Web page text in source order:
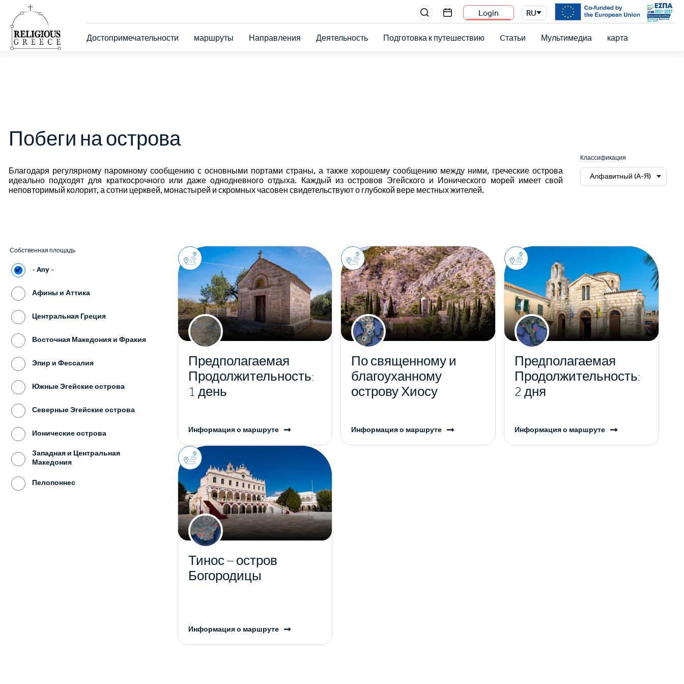
main
content
Menu
section
right
Login RU
Κεντρική
πλοήγηση
Достопримечательности маршруты Направления Деятельность Подготовка к путешествию Cтатьи Мультимедиа карта
Побеги на острова
Благодаря регулярному паромному сообщению с основными портами страны, а также хорошему сообщению между ними, греческие острова
идеально подходят для краткосрочного или даже однодневного отдыха. Каждый из островов Эгейского и Ионического морей имеет свой
неповторимый колорит, а сотни церквей, монастырей и скромных часовен свидетельствуют о глубокой вере местных жителей.
Классификация
Алфавитный (А-Я)
Собственная площадь
- Any -
Афины и Аттика
Центральная Греция
Восточная Македония и Фракия
Эпир и Фессалия
Южные Эгейские острова
Северные Эгейские острова
Ионические острова
Западная и Центральная
Македония
Пелопоннес
Предполагаемая
Продолжительность:
1 день
Информация о маршруте
По священному и
благоуханному
острову Хиосу
Информация о маршруте
Предполагаемая
Продолжительность:
2 дня
Информация о маршруте
Тинос – остров
Богородицы
Информация о маршруте